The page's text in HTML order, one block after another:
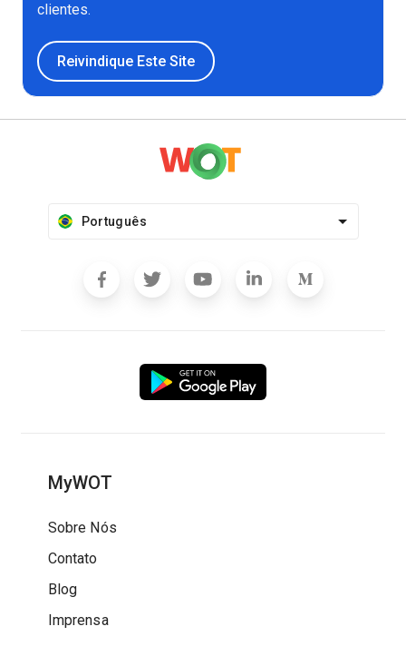
clientes.
Reivindique Este Site
Português
MyWOT
Sobre Nós
Contato
Blog
Imprensa